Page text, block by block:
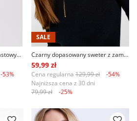
Kardigan w pepitkę z kontrastowymi lamówkami
-53%
SALE
Czarny dopasowany sweter z zamkiem
59,99 zł
Cena regularna 129,99 zł
-54%
Najniższa cena z 30 dni
79,99 zł
-25%